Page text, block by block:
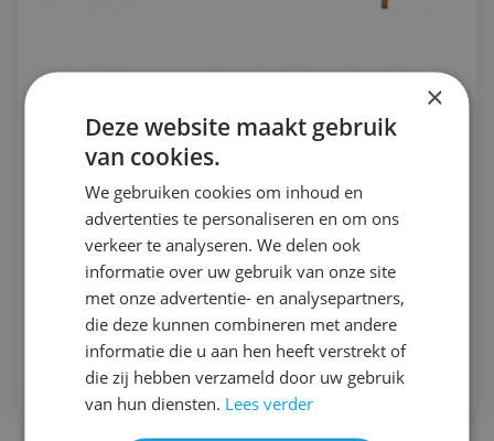
Zwangerschapsmassagetafel Body
Prenatal Deluxe
Extra luxe massagetafel voor
zwangerschapsmassages.
€ 489,00
in voorraad
Bekijk
×
Deze website maakt gebruik
van cookies.
We gebruiken cookies om inhoud en
advertenties te personaliseren en om ons
verkeer te analyseren. We delen ook
informatie over uw gebruik van onze site
met onze advertentie- en analysepartners,
die deze kunnen combineren met andere
informatie die u aan hen heeft verstrekt of
die zij hebben verzameld door uw gebruik
van hun diensten. Lees verder